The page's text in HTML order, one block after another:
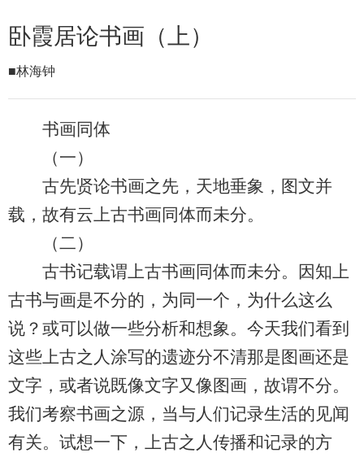
卧霞居论书画（上）
■林海钟
书画同体
（一）
古先贤论书画之先，天地垂象，图文并
载，故有云上古书画同体而未分。
（二）
古书记载谓上古书画同体而未分。因知上
古书与画是不分的，为同一个，为什么这么
说？或可以做一些分析和想象。今天我们看到
这些上古之人涂写的遗迹分不清那是图画还是
文字，或者说既像文字又像图画，故谓不分。
我们考察书画之源，当与人们记录生活的见闻
有关。试想一下，上古之人传播和记录的方